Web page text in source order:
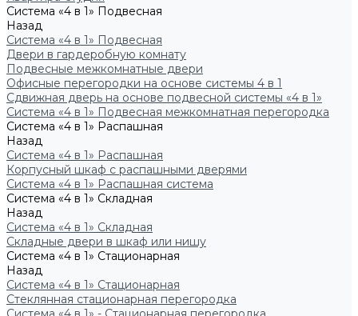
Система «4 в 1» Подвесная
Назад
Система «4 в 1» Подвесная
Двери в гардеробную комнату
Подвесные межкомнатные двери
Офисные перегородки на основе системы 4 в 1
Сдвижная дверь на основе подвесной системы «4 в 1»
Система «4 в 1» Подвесная межкомнатная перегородка
Система «4 в 1» Распашная
Назад
Система «4 в 1» Распашная
Корпусный шкаф с распашными дверями
Система «4 в 1» Распашная система
Система «4 в 1» Складная
Назад
Система «4 в 1» Складная
Складные двери в шкаф или нишу
Система «4 в 1» Стационарная
Назад
Система «4 в 1» Стационарная
Стеклянная стационарная перегородка